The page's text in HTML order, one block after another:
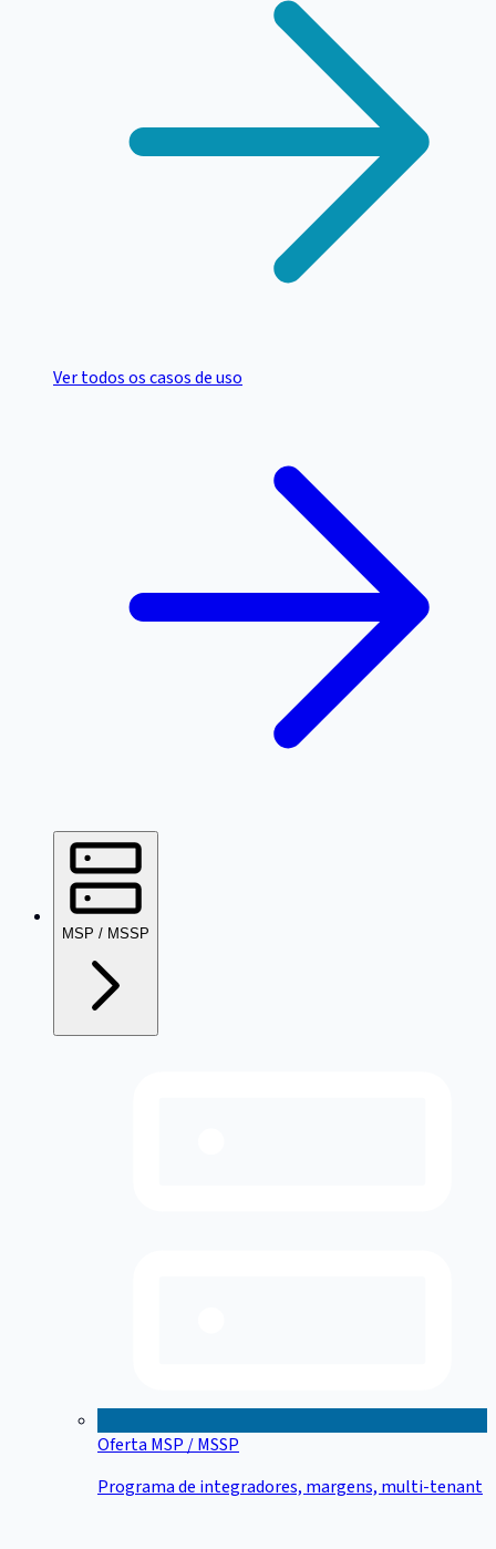
Ver todos os casos de uso
MSP / MSSP
Oferta MSP / MSSP
Programa de integradores, margens, multi-tenant